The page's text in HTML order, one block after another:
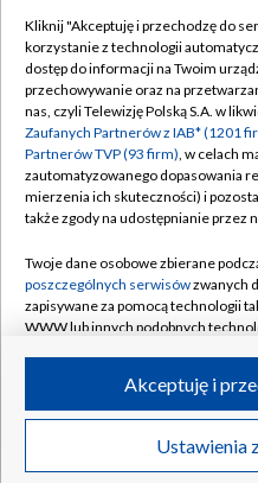
Abonament TVP
Emisja w TVP
Centrum informacji TVP
Naziemna Telewizja
Rada Programowa
System NOS
Informacje o nadawcy
Program dla prasy
Ogłoszenie przetargowe
©2026 Telewizja
Kliknij "Akceptuję i przechodzę do
korzystanie z technologii
dostęp do informacji na Twoim
przechowywanie oraz na
nas, czyli Telewizję Polską S.A. w
Zaufanych Partnerów z IAB* (1201
Partnerów TVP (93 firm), w celach
zautomatyzowanego dopasowania
mierzenia ich skuteczności) i
także zgody na udostępnianie przez
Twoje dane osobowe zbierane
poszczególnych serwisówzwanych
zapisywane za pomocą technologii
WWW lub innych podobnych
ruchu w Internecie.
Twoje dane osobowe zbierane
poszczególnych serwisówna
Ustawienia
Akceptuję i